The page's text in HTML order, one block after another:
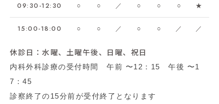
09:30-12:30 ○ ○ ／ ○ ○ ○ ★
15:00-18:00 ○ ○ ／ ○ ○ ／ ／
休診日：水曜、土曜午後、日曜、祝日
内科外科診療の受付時間 午前 〜12：15 午後 〜1
7：45
診察終了の15分前が受付終了となります